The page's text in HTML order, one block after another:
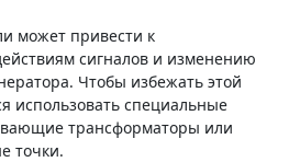
может привести к
сигналов и изменению
Чтобы избежать этой
использовать специальные
трансформаторы или
точки.